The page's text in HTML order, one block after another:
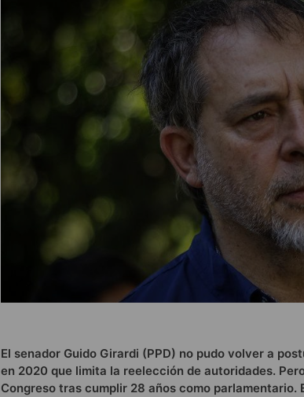
El senador Guido Girardi (PPD) no pudo volver a
en 2020 que limita la reelección de autoridades.
Congreso tras cumplir 28 años como